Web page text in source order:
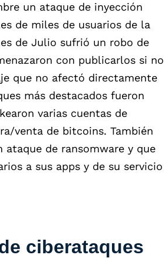
un ataque de inyección
de miles de usuarios de la
de Julio sufrió un robo de
con publicarlos si no
que no afectó directamente
más destacados fueron
varias cuentas de
venta de bitcoins. También
ataque de ransomware y que
a sus apps y de su servicio
ciberataques